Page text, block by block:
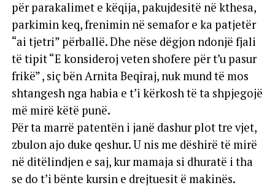
për parakalimet e këqija, pakujdesitë në kthesa,
parkimin keq, frenimin në semafor e ka patjetër
“ai tjetri” përballë. Dhe nëse dëgjon ndonjë fjali
të tipit “E konsideroj veten shofere për t’u pasur
frikë” , siç bën Arnita Beqiraj, nuk mund të mos
shtangesh nga habia e t’i kërkosh të ta shpjegojë
më mirë këtë punë.
Për ta marrë patentën i janë dashur plot tre vjet,
zbulon ajo duke qeshur. U nis me dëshirë të mirë
në ditëlindjen e saj, kur mamaja si dhuratë i tha
se do t’i bënte kursin e drejtuesit ë makinës.